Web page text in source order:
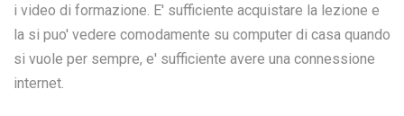
i video di formazione. E' sufficiente acquistare la lezione e
la si puo' vedere comodamente su computer di casa quando
si vuole per sempre, e' sufficiente avere una connessione
internet.